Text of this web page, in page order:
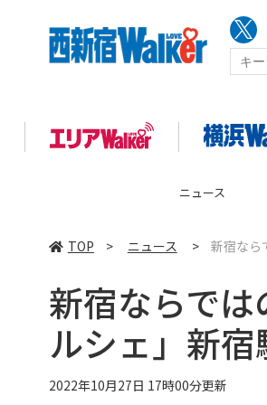
ニュース
TOP > ニュース > 新宿なら
新宿ならで
ルシェ」新
2022年10月27日 17時00分更新